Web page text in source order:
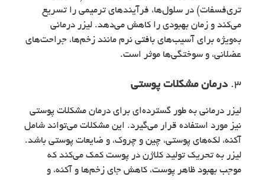
تری‌فسفات) در سلول‌ها، فرآیندهای ترمیمی را تسریع
می‌کند و زمان بهبودی را کاهش می‌دهد. لیزر درمانی
به‌ویژه برای آسیب‌های بافتی نرم مانند زخم‌ها، جراحت‌های
عضلانی، و سوختگی‌ها موثر است.
3. درمان مشکلات پوستی
لیزر درمانی به طور گسترده‌ای برای درمان مشکلات پوستی
نیز مورد استفاده قرار می‌گیرد. این مشکلات می‌تواند شامل
آکنه، لکه‌های پوستی، چین و چروک، و ضایعات پوستی باشد.
لیزر به تحریک تولید کلاژن در پوست کمک می‌کند که
موجب بهبود ظاهر پوست، کاهش جای زخم‌ها و آکنه، و